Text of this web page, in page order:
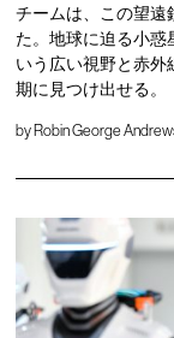
チームは、この望遠
た。地球に迫る小惑
いう広い視野と赤
期に見つけ出せる。
by Robin George